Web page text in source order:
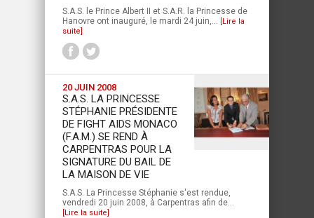
S.A.S. le Prince Albert II et S.A.R. la Princesse de
Hanovre ont inauguré, le mardi 24 juin,... [Lire la
suite]
20 JUIN 2008
S.A.S. LA PRINCESSE
STÉPHANIE PRÉSIDENTE
DE FIGHT AIDS MONACO
(F.A.M.) SE REND À
CARPENTRAS POUR LA
SIGNATURE DU BAIL DE
LA MAISON DE VIE
S.A.S. La Princesse Stéphanie s'est rendue,
vendredi 20 juin 2008, à Carpentras afin de...
[Lire la suite]